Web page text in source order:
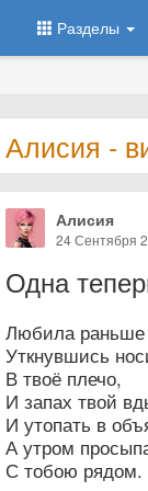
Разделы
Алисия -
Алисия
24 Сентября
Одна
Любила раньше
Уткнувшись
В твоё плечо,
И запах твой
И утопать в
А утром
С тобою рядом.